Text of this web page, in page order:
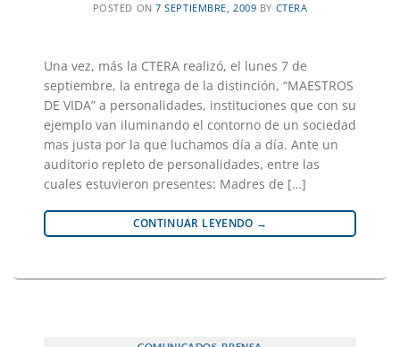
POSTED ON7 SEPTIEMBRE, 2009 BY CTERA
Una vez, más la CTERA realizó, el lunes 7 de
septiembre, la entrega de la distinción, “MAESTROS
DE VIDA” a personalidades, instituciones que con su
ejemplo van iluminando el contorno de un sociedad
mas justa por la que luchamos día a día. Ante un
auditorio repleto de personalidades, entre las
cuales estuvieron presentes: Madres de […]
CONTINUAR LEYENDO →